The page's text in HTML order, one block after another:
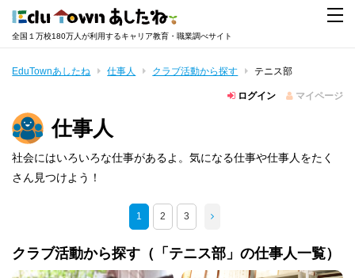
全国１万校180万人が利用するキャリア教育・職業調べサイト
EduTownあしたね 仕事人 クラブ活動から探す テニス部
ログイン マイページ
仕事人
社会にはいろいろな仕事があるよ。気になる仕事や仕事人をたく
さん見つけよう！
1 2 3
クラブ活動から探す（「テニス部」の仕事人一覧）